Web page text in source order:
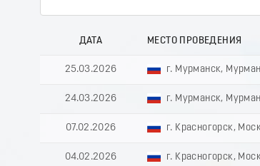
ДАТА МЕСТО ПРОВЕДЕНИЯ
25.03.2026 г. Мурманск,
24.03.2026 г. Мурманск,
07.02.2026 г. Красногорск,
04.02.2026 г. Красногорск,